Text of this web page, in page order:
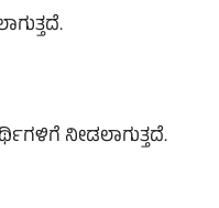
ನೀಡಲಾಗುತ್ತದೆ.